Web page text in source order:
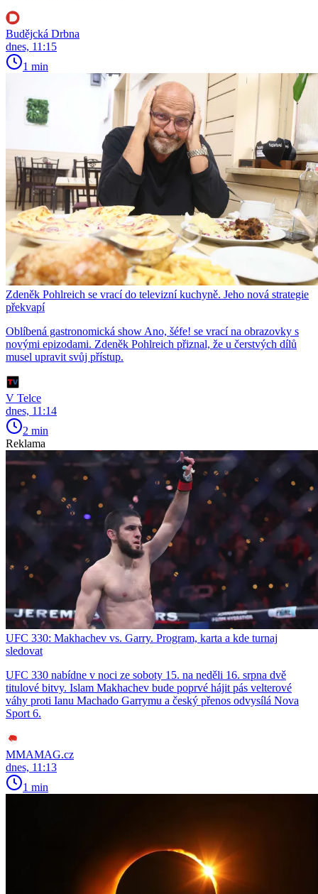
Budějcká Drbna
dnes, 11:15
1 min
Zdeněk Pohlreich se vrací do televizní kuchyně. Jeho nová strategie
překvapí
Oblíbená gastronomická show Ano, šéfe! se vrací na obrazovky s
novými epizodami. Zdeněk Pohlreich přiznal, že u čerstvých dílů
musel upravit svůj přístup.
V Telce
dnes, 11:14
2 min
Reklama
UFC 330: Makhachev vs. Garry. Program, karta a kde turnaj
sledovat
UFC 330 nabídne v noci ze soboty 15. na neděli 16. srpna dvě
titulové bitvy. Islam Makhachev bude poprvé hájit pás velterové
váhy proti Ianu Machado Garrymu a český přenos odvysílá Nova
Sport 6.
MMAMAG.cz
dnes, 11:13
1 min